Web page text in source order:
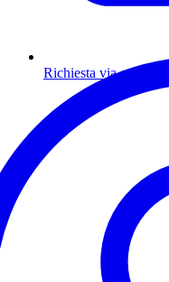
Richiesta via email